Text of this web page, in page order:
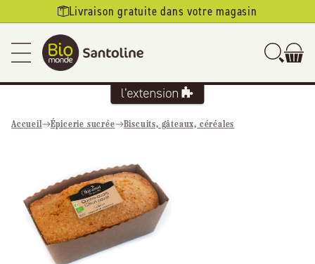
Ignorer et
passer au Livraison gratuite dans votre magasin
Accueil Épicerie sucrée Biscuits, gâteaux, céréales